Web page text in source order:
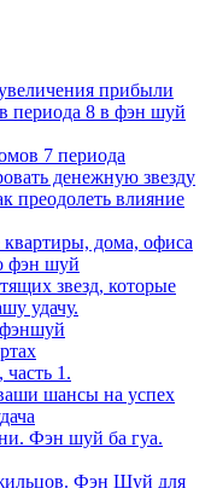
прибыли
периода 8 в фэн шуй
7 периода
денежную звезду
преодолеть влияние
квартиры, дома, офиса
фэн шуй
звезд, которые
удачу.
фэншуй
1.
шансы на успех
Фэн шуй ба гуа.
Фэн Шуй для